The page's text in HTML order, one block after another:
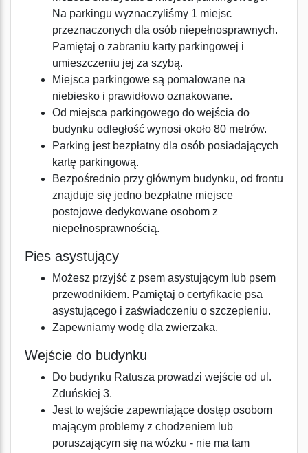
Na parkingu wyznaczyliśmy 1 miejsc
przeznaczonych dla osób niepełnosprawnych.
Pamiętaj o zabraniu karty parkingowej i
umieszczeniu jej za szybą.
Miejsca parkingowe są pomalowane na
niebiesko i prawidłowo oznakowane.
Od miejsca parkingowego do wejścia do
budynku odległość wynosi około 80 metrów.
Parking jest bezpłatny dla osób posiadających
kartę parkingową.
Bezpośrednio przy głównym budynku, od frontu
znajduje się jedno bezpłatne miejsce
postojowe dedykowane osobom z
niepełnosprawnością.
Pies asystujący
Możesz przyjść z psem asystującym lub psem
przewodnikiem. Pamiętaj o certyfikacie psa
asystującego i zaświadczeniu o szczepieniu.
Zapewniamy wodę dla zwierzaka.
Wejście do budynku
Do budynku Ratusza prowadzi wejście od ul.
Zduńskiej 3.
Jest to wejście zapewniające dostęp osobom
mającym problemy z chodzeniem lub
poruszającym się na wózku - nie ma tam